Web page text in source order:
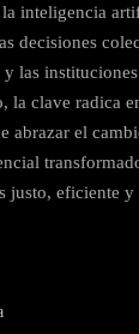
inteligencia
decisiones
las
la clave radica
abrazar el
justo, eficiente y